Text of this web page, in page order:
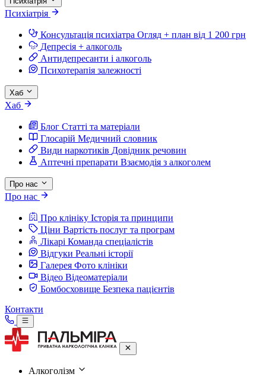
Психіатрія
Консультація психіатра Огляд + план від 1 200 грн
Депресія + алкоголь
Антидепресанти і алкоголь
Психотерапія залежності
Хаб
Хаб
Блог Статті та матеріали
Глосарій Медичний словник
Види наркотиків Довідник речовин
Аптечні препарати Взаємодія з алкоголем
Про нас
Про нас
Про клініку Історія та принципи
Ціни Вартість послуг та програм
Лікарі Команда спеціалістів
Відгуки Реальні історії
Галерея Фото клініки
Відео Відеоматеріали
Бомбосховище Безпека пацієнтів
Контакти
Алкоголізм